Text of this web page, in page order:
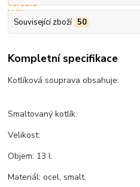
Související zboží 50
Kompletní specifikace
Kotlíková souprava obsahuje:
Smaltovaný kotlík.
Velikost:
Objem: 13 l.
Materiál: ocel, smalt.